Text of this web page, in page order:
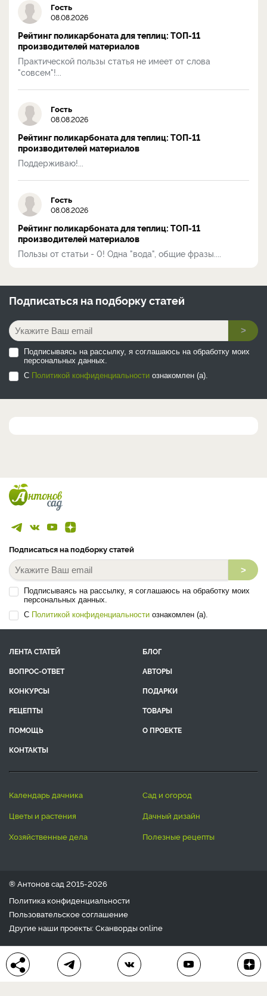
Гость
08.08.2026
Рейтинг поликарбоната для теплиц: ТОП-11
производителей материалов
Практической пользы статья не имеет от слова
"совсем"!...
Гость
08.08.2026
Рейтинг поликарбоната для теплиц: ТОП-11
производителей материалов
Поддерживаю!...
Гость
08.08.2026
Рейтинг поликарбоната для теплиц: ТОП-11
производителей материалов
Пользы от статьи - 0! Одна "вода", общие фразы....
Подписаться на подборку статей
>
Подписываясь на рассылку, я соглашаюсь на обработку моих
персональных данных.
С Политикой конфиденциальности ознакомлен (а).
Подписаться на подборку статей
>
Подписываясь на рассылку, я соглашаюсь на обработку моих
персональных данных.
С Политикой конфиденциальности ознакомлен (а).
ЛЕНТА СТАТЕЙ
БЛОГ
ВОПРОС-ОТВЕТ
АВТОРЫ
КОНКУРСЫ
ПОДАРКИ
РЕЦЕПТЫ
ТОВАРЫ
ПОМОЩЬ
О ПРОЕКТЕ
КОНТАКТЫ
календарь дачника
сад и огород
цветы и растения
дачный дизайн
хозяйственные дела
полезные рецепты
® Антонов сад 2015-2026
Политика конфиденциальности
Пользовательское соглашение
Другие наши проекты: Сканвордыonline
Любое использование материала допускается только с
письменного согласия редакции